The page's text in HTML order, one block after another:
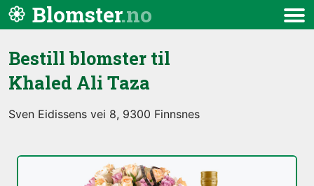
Hopp til innhold
Blomster
Meny
Bestill blomster til
Khaled Ali Taza
Sven Eidissens vei 8, 9300 Finnsnes